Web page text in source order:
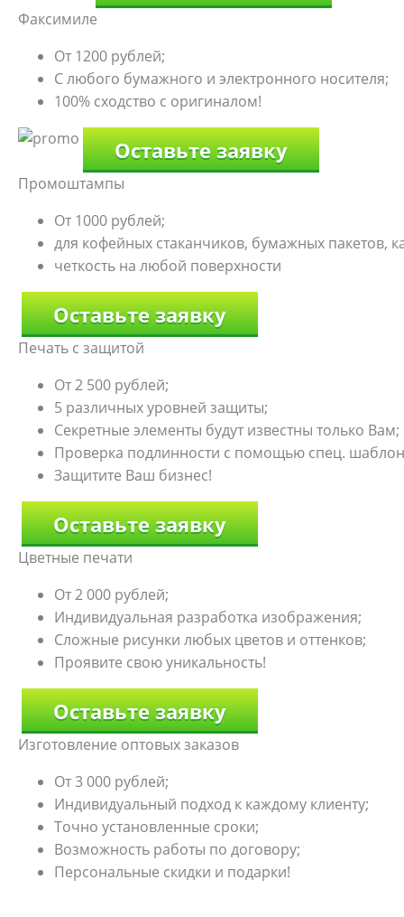
Факсимиле
От 1200 рублей;
С любого бумажного и электронного носителя;
100% сходство с оригиналом!
Оставьте заявку
Промоштампы
От 1000 рублей;
для кофейных стаканчиков, бумажных пакетов,
четкость на любой поверхности
Оставьте заявку
Печать с защитой
От 2 500 рублей;
5 различных уровней защиты;
Секретные элементы будут известны только Вам;
Проверка подлинности с помощью спец.
Защитите Ваш бизнес!
Оставьте заявку
Цветные печати
От 2 000 рублей;
Индивидуальная разработка изображения;
Сложные рисунки любых цветов и оттенков;
Проявите свою уникальность!
Оставьте заявку
Изготовление оптовых заказов
От 3 000 рублей;
Индивидуальный подход к каждому клиенту;
Точно установленные сроки;
Возможность работы по договору;
Персональные скидки и подарки!